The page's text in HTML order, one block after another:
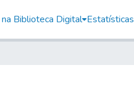
na Biblioteca Digital Estatísticas